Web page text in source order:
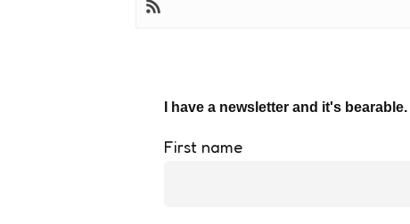
I have a newsletter and it's
First name